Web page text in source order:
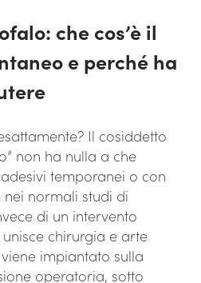
che cos’è il
e perché ha
Il cosiddetto
non ha nulla a che
temporanei o con
normali studi di
di un intervento
chirurgia e arte
impiantato sulla
operatoria, sotto